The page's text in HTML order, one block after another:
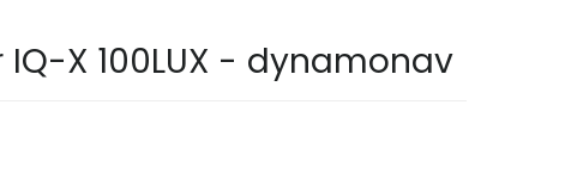
interesse?
IQ-X 100LUX - dynamonav